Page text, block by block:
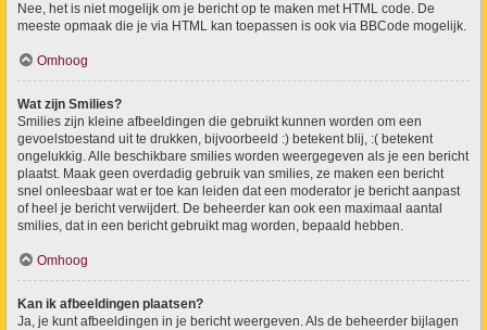
Nee, het is niet mogelijk om je bericht op te maken met HTML code. De
meeste opmaak die je via HTML kan toepassen is ook via BBCode mogelijk.
Omhoog
Wat zijn Smilies?
Smilies zijn kleine afbeeldingen die gebruikt kunnen worden om een
gevoelstoestand uit te drukken, bijvoorbeeld :) betekent blij, :( betekent
ongelukkig. Alle beschikbare smilies worden weergegeven als je een bericht
plaatst. Maak geen overdadig gebruik van smilies, ze maken een bericht
snel onleesbaar wat er toe kan leiden dat een moderator je bericht aanpast
of heel je bericht verwijdert. De beheerder kan ook een maximaal aantal
smilies, dat in een bericht gebruikt mag worden, bepaald hebben.
Omhoog
Kan ik afbeeldingen plaatsen?
Ja, je kunt afbeeldingen in je bericht weergeven. Als de beheerder bijlagen